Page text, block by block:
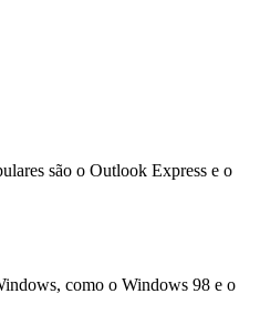
são o Outlook Express e o
como o Windows 98 e o